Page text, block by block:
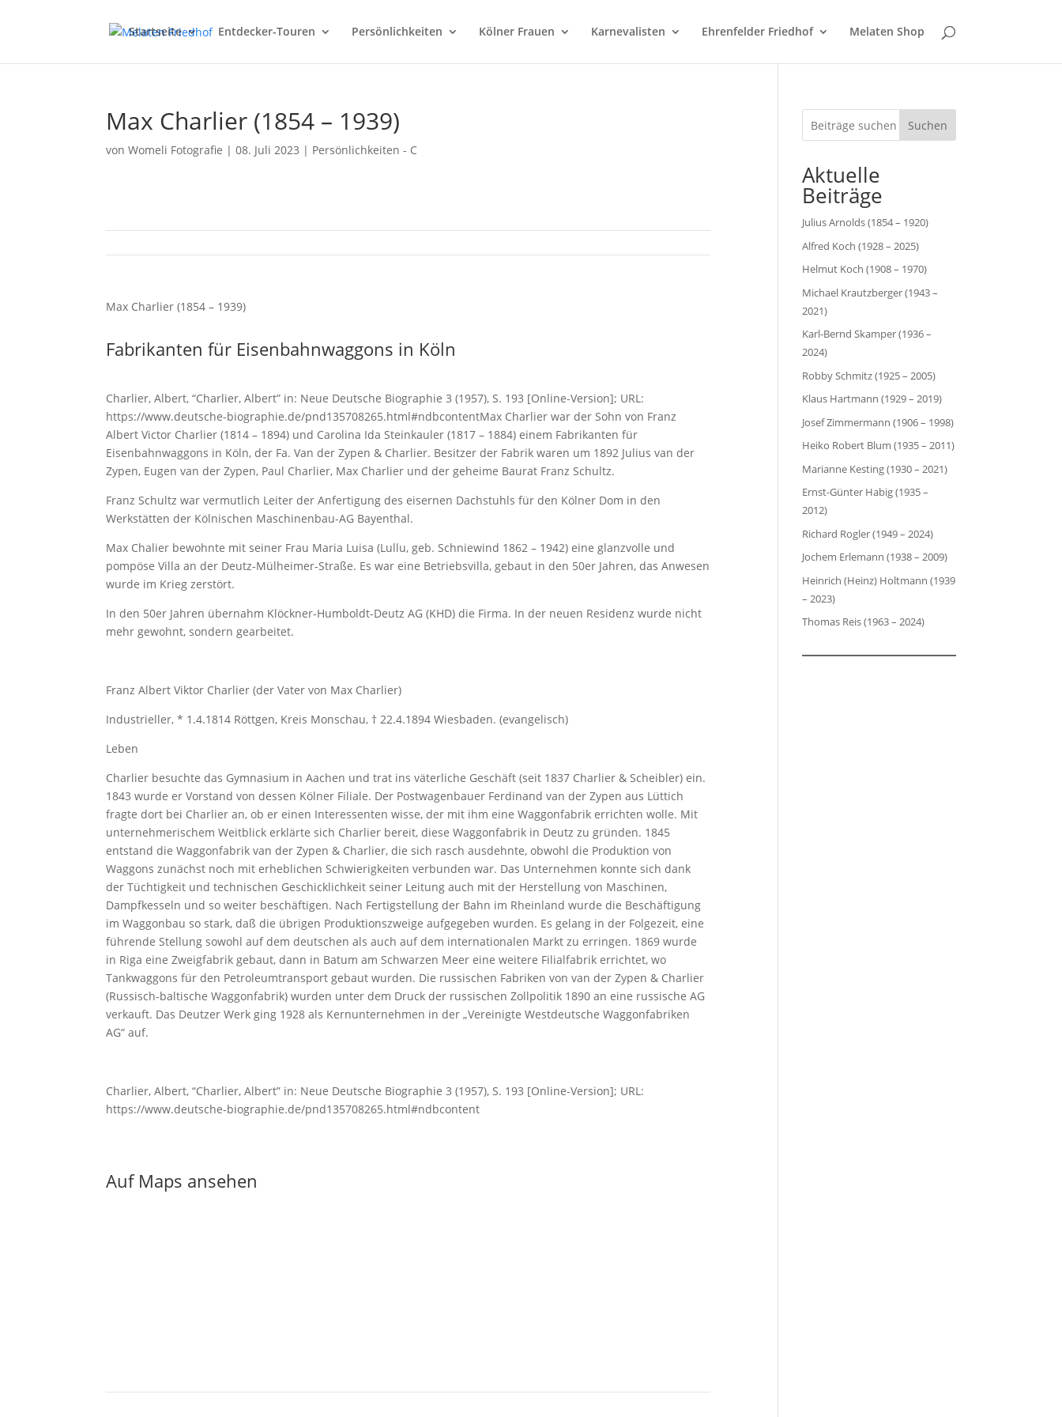
Startseite Entdecker-Touren Persönlichkeiten Kölner Frauen Karnevalisten Ehrenfelder Friedhof Melaten Shop
Max Charlier (1854 – 1939)
vonWomeli Fotografie |08. Juli 2023 | Persönlichkeiten - C
Max Charlier (1854 – 1939)
Fabrikanten für Eisenbahnwaggons in Köln
Charlier, Albert, “Charlier, Albert” in: Neue Deutsche Biographie 3 (1957), S. 193 [Online-Version]; URL:
https://www.deutsche-biographie.de/pnd135708265.html#ndbcontentMax Charlier war der Sohn von Franz
Albert Victor Charlier (1814 – 1894) und Carolina Ida Steinkauler (1817 – 1884) einem Fabrikanten für
Eisenbahnwaggons in Köln, der Fa. Van der Zypen & Charlier. Besitzer der Fabrik waren um 1892 Julius van der
Zypen, Eugen van der Zypen, Paul Charlier, Max Charlier und der geheime Baurat Franz Schultz.
Franz Schultz war vermutlich Leiter der Anfertigung des eisernen Dachstuhls für den Kölner Dom in den
Werkstätten der Kölnischen Maschinenbau-AG Bayenthal.
Max Chalier bewohnte mit seiner Frau Maria Luisa (Lullu, geb. Schniewind 1862 – 1942) eine glanzvolle und
pompöse Villa an der Deutz-Mülheimer-Straße. Es war eine Betriebsvilla, gebaut in den 50er Jahren, das Anwesen
wurde im Krieg zerstört.
In den 50er Jahren übernahm Klöckner-Humboldt-Deutz AG (KHD) die Firma. In der neuen Residenz wurde nicht
mehr gewohnt, sondern gearbeitet.
Franz Albert Viktor Charlier (der Vater von Max Charlier)
Industrieller, * 1.4.1814 Röttgen, Kreis Monschau, † 22.4.1894 Wiesbaden. (evangelisch)
Leben
Charlier besuchte das Gymnasium in Aachen und trat ins väterliche Geschäft (seit 1837 Charlier & Scheibler) ein.
1843 wurde er Vorstand von dessen Kölner Filiale. Der Postwagenbauer Ferdinand van der Zypen aus Lüttich
fragte dort bei Charlier an, ob er einen Interessenten wisse, der mit ihm eine Waggonfabrik errichten wolle. Mit
unternehmerischem Weitblick erklärte sich Charlier bereit, diese Waggonfabrik in Deutz zu gründen. 1845
entstand die Waggonfabrik van der Zypen & Charlier, die sich rasch ausdehnte, obwohl die Produktion von
Waggons zunächst noch mit erheblichen Schwierigkeiten verbunden war. Das Unternehmen konnte sich dank
der Tüchtigkeit und technischen Geschicklichkeit seiner Leitung auch mit der Herstellung von Maschinen,
Dampfkesseln und so weiter beschäftigen. Nach Fertigstellung der Bahn im Rheinland wurde die Beschäftigung
im Waggonbau so stark, daß die übrigen Produktionszweige aufgegeben wurden. Es gelang in der Folgezeit, eine
führende Stellung sowohl auf dem deutschen als auch auf dem internationalen Markt zu erringen. 1869 wurde
in Riga eine Zweigfabrik gebaut, dann in Batum am Schwarzen Meer eine weitere Filialfabrik errichtet, wo
Tankwaggons für den Petroleumtransport gebaut wurden. Die russischen Fabriken von van der Zypen & Charlier
(Russisch-baltische Waggonfabrik) wurden unter dem Druck der russischen Zollpolitik 1890 an eine russische AG
verkauft. Das Deutzer Werk ging 1928 als Kernunternehmen in der „Vereinigte Westdeutsche Waggonfabriken
AG“ auf.
Charlier, Albert, “Charlier, Albert” in: Neue Deutsche Biographie 3 (1957), S. 193 [Online-Version]; URL:
https://www.deutsche-biographie.de/pnd135708265.html#ndbcontent
Auf Maps ansehen
Suchen
Aktuelle
Beiträge
Julius Arnolds (1854 – 1920)
Alfred Koch (1928 – 2025)
Helmut Koch (1908 – 1970)
Michael Krautzberger (1943 –
2021)
Karl-Bernd Skamper (1936 –
2024)
Robby Schmitz (1925 – 2005)
Klaus Hartmann (1929 – 2019)
Josef Zimmermann (1906 – 1998)
Heiko Robert Blum (1935 – 2011)
Marianne Kesting (1930 – 2021)
Ernst-Günter Habig (1935 –
2012)
Richard Rogler (1949 – 2024)
Jochem Erlemann (1938 – 2009)
Heinrich (Heinz) Holtmann (1939
– 2023)
Thomas Reis (1963 – 2024)